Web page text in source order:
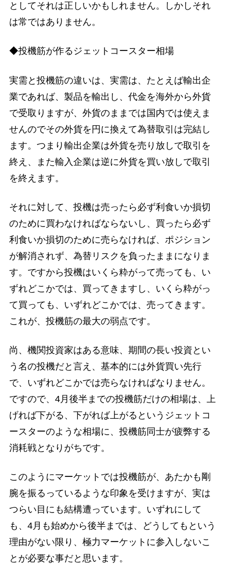
としてそれは正しいかもしれません。しかしそれ
は常ではありません。
◆投機筋が作るジェットコースター相場
実需と投機筋の違いは、実需は、たとえば輸出企
業であれば、製品を輸出し、代金を海外から外貨
で受取りますが、外貨のままでは国内では使えま
せんのでその外貨を円に換えて為替取引は完結し
ます。つまり輸出企業は外貨を売り放しで取引を
終え、また輸入企業は逆に外貨を買い放しで取引
を終えます。
それに対して、投機は売ったら必ず利食いか損切
のために買わなければならないし、買ったら必ず
利食いか損切のために売らなければ、ポジション
が解消されず、為替リスクを負ったままになりま
す。ですから投機はいくら粋がって売っても、い
ずれどこかでは、買ってきますし、いくら粋がっ
て買っても、いずれどこかでは、売ってきます。
これが、投機筋の最大の弱点です。
尚、機関投資家はある意味、期間の長い投資とい
う名の投機だと言え、基本的には外貨買い先行
で、いずれどこかでは売らなければなりません。
ですので、4月後半までの投機筋だけの相場は、上
げれば下がる、下がれば上がるというジェットコ
ースターのような相場に、投機筋同士が疲弊する
消耗戦となりがちです。
このようにマーケットでは投機筋が、あたかも剛
腕を振るっているような印象を受けますが、実は
つらい目にも結構遭っています。いずれにして
も、4月も始めから後半までは、どうしてもという
理由がない限り、極力マーケットに参入しないこ
とが必要な事だと思います。